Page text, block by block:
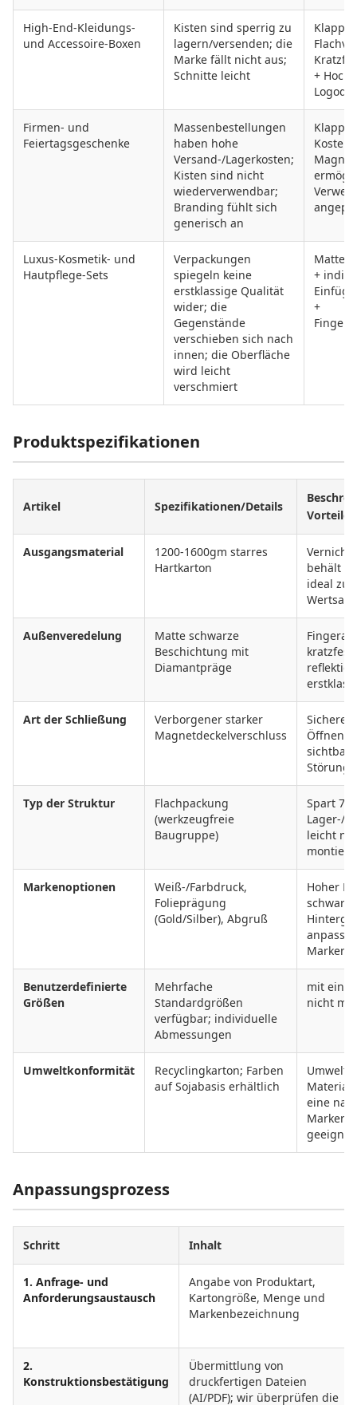
High-End-Kleidungs-
und Accessoire-Boxen
Kisten sind sperrig zu
lagern/versenden; die
Marke fällt nicht aus;
Schnitte leicht
+
Firmen- und
Feiertagsgeschenke
Massenbestellungen
haben hohe
Versand-/Lagerkosten;
Kisten sind nicht
wiederverwendbar;
Branding fühlt sich
generisch an
Luxus-Kosmetik- und
Hautpflege-Sets
Verpackungen
spiegeln keine
erstklassige Qualität
wider; die
Gegenstände
verschieben sich nach
innen; die Oberfläche
wird leicht
verschmiert
Matte
+
+
Produktspezifikationen
Artikel Spezifikationen/Details
Vorteile
Ausgangsmaterial
1200-1600gm starres
Hartkarton
behält
ideal
Außenveredelung
Matte schwarze
Beschichtung mit
Diamantpräge
Art der Schließung
Verborgener starker
Magnetdeckelverschluss
Öffnen/
Störung
Typ der Struktur
Flachpackung
(werkzeugfreie
Baugruppe)
Spart
Lager-/
leicht
Markenoptionen
Weiß-/Farbdruck,
Folieprägung
(Gold/Silber), Abgruß
Hoher
Benutzerdefinierte
Größen
Mehrfache
Standardgrößen
verfügbar; individuelle
Abmessungen
mit
nicht
Umweltkonformität
Recyclingkarton; Farben
auf Sojabasis erhältlich
eine
Anpassungsprozess
Schritt Inhalt
1. Anfrage- und
Anforderungsaustausch
Angabe von Produktart,
Kartongröße, Menge und
Markenbezeichnung
2.
Konstruktionsbestätigung
Übermittlung von
druckfertigen Dateien
(AI/PDF); wir überprüfen die